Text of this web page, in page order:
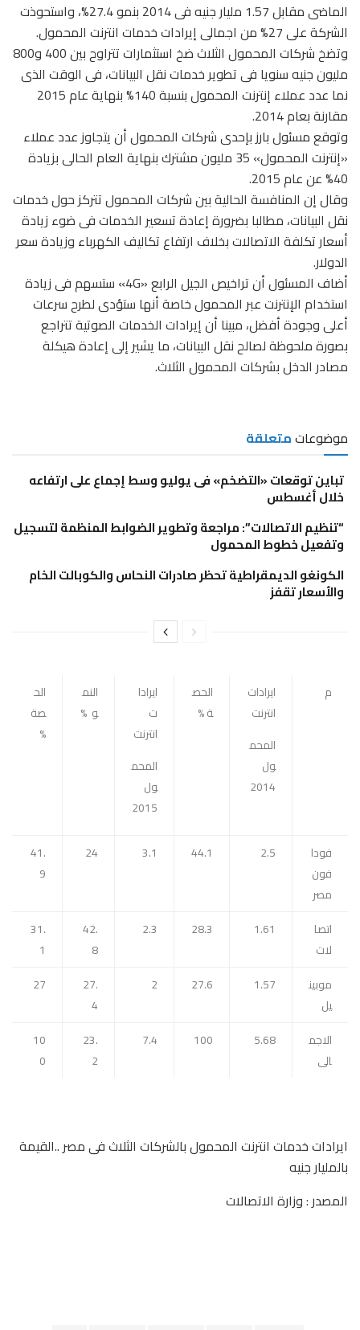
الماضى مقابل 1.57 مليار جنيه فى 2014 بنمو 27.4%، واستحوذت
الشركة على 27% من اجمالى إيرادات خدمات انترنت المحمول.
وتضخ شركات المحمول الثلاث ضخ استثمارات تتراوح بين 400 و800
مليون جنيه سنويا فى تطوير خدمات نقل البيانات، فى الوقت الذى
نما عدد عملاء إنترنت المحمول بنسبة 140% بنهاية عام 2015
مقارنة بعام 2014.
وتوقع مسئول بارز بإحدى شركات المحمول أن يتجاوز عدد عملاء
«إنترنت المحمول» 35 مليون مشترك بنهاية العام الحالى بزيادة
40% عن عام 2015.
وقال إن المنافسة الحالية بين شركات المحمول تتركز حول خدمات
نقل البيانات، مطالبا بضرورة إعادة تسعير الخدمات فى ضوء زيادة
أسعار تكلفة الاتصالات بخلاف ارتفاع تكاليف الكهرباء وزيادة سعر
الدولار.
أضاف المسئول أن تراخيص الجيل الرابع «4G» ستسهم فى زيادة
استخدام الإنترنت عبر المحمول خاصة أنها ستؤدى لطرح سرعات
أعلى وجودة أفضل، مبينا أن إيرادات الخدمات الصوتية تتراجع
بصورة ملحوظة لصالح نقل البيانات، ما يشير إلى إعادة هيكلة
مصادر الدخل بشركات المحمول الثلاث.
موضوعاتمتعلقة
تباين توقعات «التضخم» فى يوليو وسط إجماع على ارتفاعه
خلال أغسطس
“تنظيم الاتصالات”: مراجعة وتطوير الضوابط المنظمة لتسجيل
وتفعيل خطوط المحمول
الكونغو الديمقراطية تحظر صادرات النحاس والكوبالت الخام
والأسعار تقفز
م
ايرادات
انترنت
المحم
ول
2014
الحص
ة %
ايرادا
ت
انترنت
المحم
ول
2015
النم
و %
الح
صة
%
فودا
فون
مصر
2.5
44.1
3.1
24
41.
9
اتصا
لات
1.61
28.3
2.3
42.
8
31.
1
موبين
يل
1.57
27.6
2
27.
4
27
الاجم
الى
5.68
100
7.4
23.
2
10
0
ايرادات خدمات انترنت المحمول بالشركات الثلاث فى مصر ..القيمة
بالمليار جنيه
المصدر : وزارة الاتصالات